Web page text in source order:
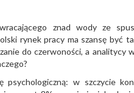
znad wody ze
rynek pracy ma szansę być
do czerwoności, a analitycy
w szczycie